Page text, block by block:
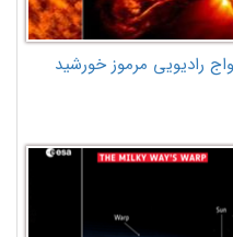
رادیویی مرموز خورشید